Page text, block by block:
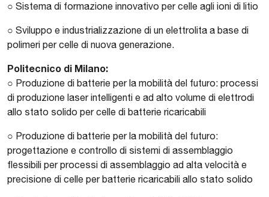
○ Sistema di formazione innovativo per celle agli ioni di litio
○ Sviluppo e industrializzazione di un elettrolita a base di
polimeri per celle di nuova generazione.
Politecnico di Milano:
○ Produzione di batterie per la mobilità del futuro: processi
di produzione laser intelligenti e ad alto volume di elettrodi
allo stato solido per celle di batterie ricaricabili
○ Produzione di batterie per la mobilità del futuro:
progettazione e controllo di sistemi di assemblaggio
flessibili per processi di assemblaggio ad alta velocità e
precisione di celle per batterie ricaricabili allo stato solido